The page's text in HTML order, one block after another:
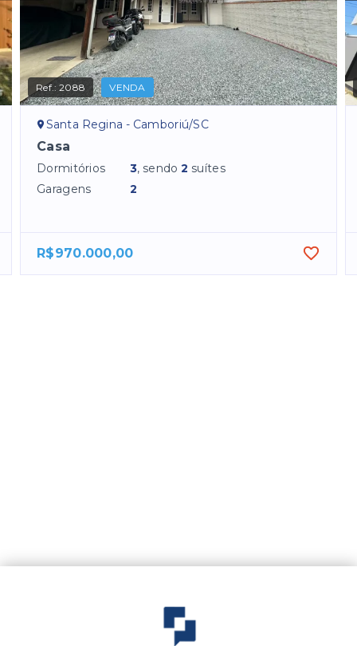
Ref.:2088 VENDA
Santa Regina - Camboriú/SC
Casa
Dormitórios 3, sendo2 suítes
Garagens
2
R$970.000,00